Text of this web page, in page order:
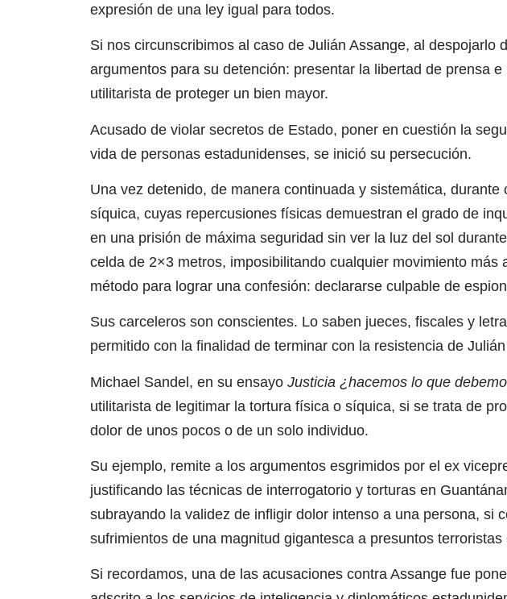
expresión de una ley igual para todos.
Si nos circunscribimos al caso de Julián Assange, al despojarlo
argumentos para su detención: presentar la libertad de prensa
utilitarista de proteger un bien mayor.
Acusado de violar secretos de Estado, poner en cuestión la
vida de personas estadunidenses, se inició su persecución.
Una vez detenido, de manera continuada y sistemática,
síquica, cuyas repercusiones físicas demuestran el grado de
en una prisión de máxima seguridad sin ver la luz del sol
celda de 2×3 metros, imposibilitando cualquier movimiento más
método para lograr una confesión: declararse culpable de
Sus carceleros son conscientes. Lo saben jueces, fiscales y
permitido con la finalidad de terminar con la resistencia de
Michael Sandel, en su ensayo Justicia ¿hacemos lo que
utilitarista de legitimar la tortura física o síquica, si se trata de
dolor de unos pocos o de un solo individuo.
Su ejemplo, remite a los argumentos esgrimidos por el ex
justificando las técnicas de interrogatorio y torturas en
subrayando la validez de infligir dolor intenso a una persona, si
sufrimientos de una magnitud gigantesca a presuntos terroristas
Si recordamos, una de las acusaciones contra Assange fue